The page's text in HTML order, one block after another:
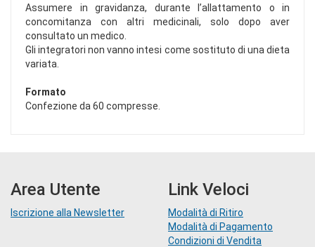
Assumere in gravidanza, durante l’allattamento o in
concomitanza con altri medicinali, solo dopo aver
consultato un medico.
Gli integratori non vanno intesi come sostituto di una dieta
variata.
Formato
Confezione da 60 compresse.
Area Utente
Iscrizione alla Newsletter
Link Veloci
Modalità di Ritiro
Modalità di Pagamento
Condizioni di Vendita